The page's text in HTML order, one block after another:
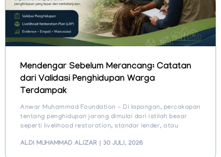
Mendengar Sebelum Merancang: Catatan
dari Validasi Penghidupan Warga
Terdampak
Anwar Muhammad Foundation - Di lapangan, percakapan
tentang penghidupan jarang dimulai dari istilah besar
seperti livelihood restoration, standar lender, atau
ALDI MUHAMMAD ALIZAR 30 JULI, 2026